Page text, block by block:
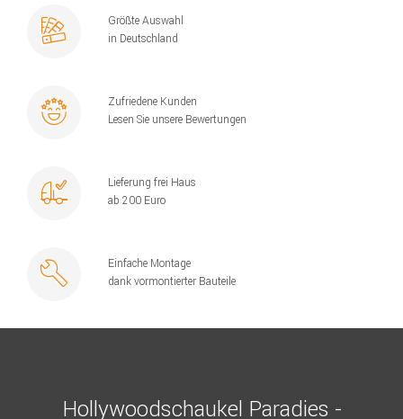
Größte Auswahl
in Deutschland
Zufriedene Kunden
Lesen Sie unsere Bewertungen
Lieferung frei Haus
ab 200 Euro
Einfache Montage
dank vormontierter Bauteile
Hollywoodschaukel Paradies -